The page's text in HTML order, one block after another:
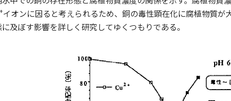
イオンに因ると考えられるため、銅の毒性顕在化に腐植物質
及ぼす影響を詳しく研究してゆくつもりである。